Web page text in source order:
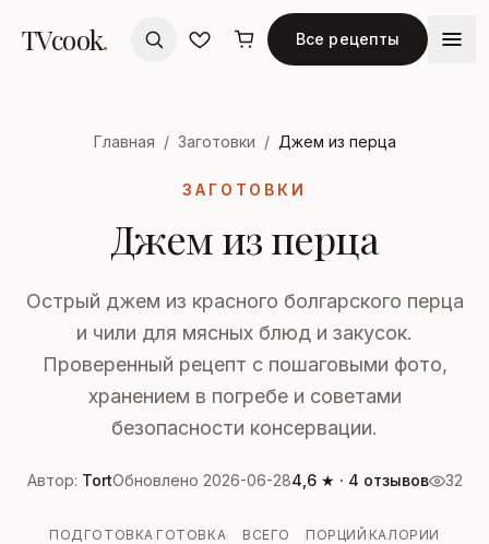
TVcook. Все рецепты
Главная / Заготовки / Джем из перца
ЗАГОТОВКИ
Джем из перца
Острый джем из красного болгарского перца
и чили для мясных блюд и закусок.
Проверенный рецепт с пошаговыми фото,
хранением в погребе и советами
безопасности консервации.
Автор: TortОбновлено 2026-06-284,6 ★ · 4 отзывов 32
ПОДГОТОВКАГОТОВКА ВСЕГО ПОРЦИЙКАЛОРИИ